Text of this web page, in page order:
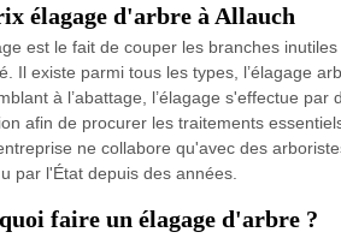
élagage d'arbre à Allauch
est le fait de couper les branches
Il existe parmi tous les types, l’élagage
à l’abattage, l’élagage s'effectue
afin de procurer les traitements
ne collabore qu'avec des
par l'État depuis des années.
faire un élagage d'arbre ?